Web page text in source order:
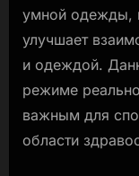
умной одежды,
улучшает
и одеждой.
режиме
важным для
области